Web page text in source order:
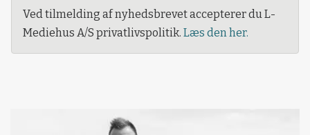
Ved tilmelding af nyhedsbrevet accepterer du L-
Mediehus A/S privatlivspolitik. Læs den her.